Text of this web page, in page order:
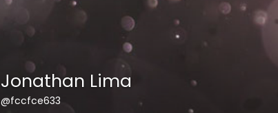
Jonathan Lima
@fccfce633